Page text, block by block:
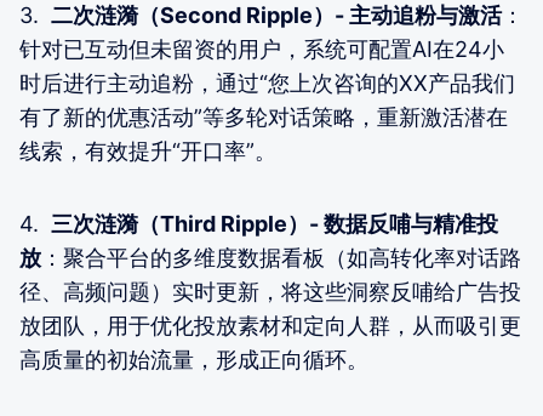
3. 二次涟漪（Second Ripple）- 主动追粉与激活：
针对已互动但未留资的用户，系统可配置AI在24小
时后进行主动追粉，通过“您上次咨询的XX产品我们
有了新的优惠活动”等多轮对话策略，重新激活潜在
线索，有效提升“开口率”。
4. 三次涟漪（Third Ripple）- 数据反哺与精准投
放 ：聚合平台的多维度数据看板（如高转化率对话路
径、高频问题）实时更新，将这些洞察反哺给广告投
放团队，用于优化投放素材和定向人群，从而吸引更
高质量的初始流量，形成正向循环。